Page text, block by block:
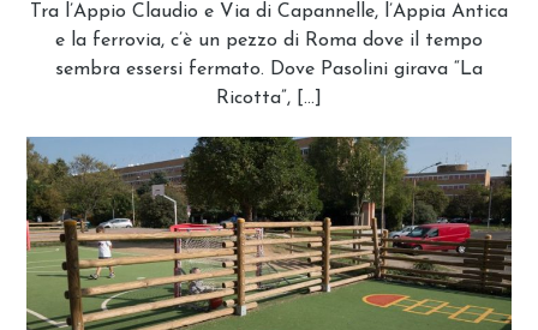
Tra l’Appio Claudio e Via di Capannelle, l’Appia Antica
e la ferrovia, c’è un pezzo di Roma dove il tempo
sembra essersi fermato. Dove Pasolini girava “La
Ricotta”, […]